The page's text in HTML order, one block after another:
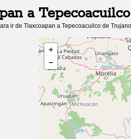
a
ir de Tlaxcoapan a Tepecoacuilco de Trujano